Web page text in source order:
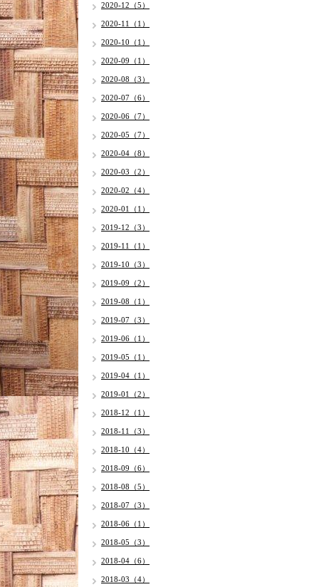
2020-12（5）
2020-11（1）
2020-10（1）
2020-09（1）
2020-08（3）
2020-07（6）
2020-06（7）
2020-05（7）
2020-04（8）
2020-03（2）
2020-02（4）
2020-01（1）
2019-12（3）
2019-11（1）
2019-10（3）
2019-09（2）
2019-08（1）
2019-07（3）
2019-06（1）
2019-05（1）
2019-04（1）
2019-01（2）
2018-12（1）
2018-11（3）
2018-10（4）
2018-09（6）
2018-08（5）
2018-07（3）
2018-06（1）
2018-05（3）
2018-04（6）
2018-03（4）